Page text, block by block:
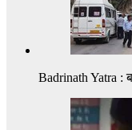
Badrinath Yatra :